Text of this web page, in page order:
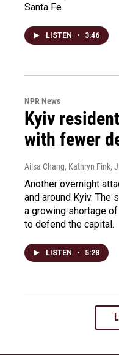
Santa Fe.
LISTEN • 3:46
NPR News
Kyiv
with fewer
Ailsa Chang, Kathryn Fink,
Another overnight
and around Kyiv. The
a growing shortage
to defend the capital.
LISTEN • 5:28